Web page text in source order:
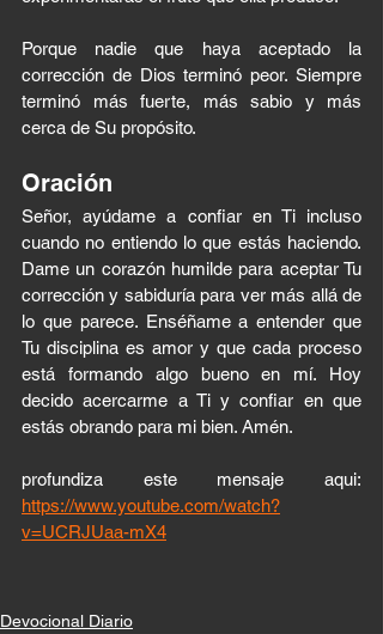
Porque nadie que haya aceptado la
corrección de Dios terminó peor. Siempre
terminó más fuerte, más sabio y más
cerca de Su propósito.
Oración
Señor, ayúdame a confiar en Ti incluso
cuando no entiendo lo que estás haciendo.
Dame un corazón humilde para aceptar Tu
corrección y sabiduría para ver más allá de
lo que parece. Enséñame a entender que
Tu disciplina es amor y que cada proceso
está formando algo bueno en mí. Hoy
decido acercarme a Ti y confiar en que
estás obrando para mi bien. Amén.
https://www.youtube.com/watch?
v=UCRJUaa-mX4
Devocional Diario